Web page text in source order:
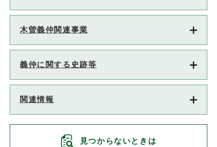
木曽義仲関連事業
義仲に関する史跡等
関連情報
見つからないときは